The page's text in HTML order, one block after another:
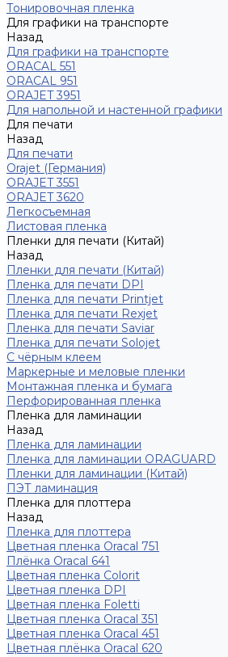
Тонировочная пленка
Для графики на транспорте
Назад
Для графики на транспорте
ORACAL 551
ORACAL 951
ORAJET 3951
Для напольной и настенной графики
Для печати
Назад
Для печати
Orajet (Германия)
ORAJET 3551
ORAJET 3620
Легкосъемная
Листовая пленка
Пленки для печати (Китай)
Назад
Пленки для печати (Китай)
Пленка для печати DPI
Пленка для печати Printjet
Пленка для печати Rexjet
Пленка для печати Saviar
Пленка для печати Solojet
С чёрным клеем
Маркерные и меловые пленки
Монтажная пленка и бумага
Перфорированная пленка
Пленка для ламинации
Назад
Пленка для ламинации
Пленка для ламинации ORAGUARD
Пленки для ламинации (Китай)
ПЭТ ламинация
Пленка для плоттера
Назад
Пленка для плоттера
Цветная пленка Oracal 751
Плёнка Oracal 641
Цветная пленка Colorit
Цветная пленка DPI
Цветная пленка Foletti
Цветная пленка Oracal 351
Цветная пленка Oracal 451
Цветная плёнка Oracal 620